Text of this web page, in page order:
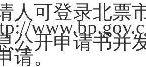
人可登录北票
公开申请书并
请。